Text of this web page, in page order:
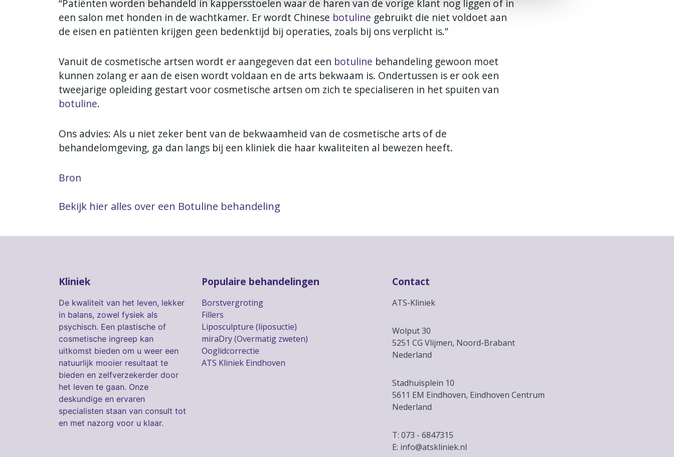
“Patiënten worden behandeld in kappersstoelen waar de haren van de vorige klant nog liggen of in
een salon met honden in de wachtkamer. Er wordt Chinese botuline gebruikt die niet voldoet aan
de eisen en patiënten krijgen geen bedenktijd bij operaties, zoals bij ons verplicht is.”
Vanuit de cosmetische artsen wordt er aangegeven dat een botuline behandeling gewoon moet
kunnen zolang er aan de eisen wordt voldaan en de arts bekwaam is. Ondertussen is er ook een
tweejarige opleiding gestart voor cosmetische artsen om zich te specialiseren in het spuiten van
botuline.
Ons advies: Als u niet zeker bent van de bekwaamheid van de cosmetische arts of de
behandelomgeving, ga dan langs bij een kliniek die haar kwaliteiten al bewezen heeft.
Bron
Bekijk hier alles over een Botuline behandeling
Kliniek
De kwaliteit van het leven, lekker
in balans, zowel fysiek als
psychisch. Een plastische of
cosmetische ingreep kan
uitkomst bieden om u weer een
natuurlijk mooier resultaat te
bieden en zelfverzekerder door
het leven te gaan. Onze
deskundige en ervaren
specialisten staan van consult tot
en met nazorg voor u klaar.
Populaire behandelingen
Borstvergroting
Fillers
Liposculpture (liposuctie)
miraDry (Overmatig zweten)
Ooglidcorrectie
ATS Kliniek Eindhoven
Contact
ATS-Kliniek
Wolput 30
5251 CG Vlijmen, Noord-Brabant
Nederland
Stadhuisplein 10
5611 EM Eindhoven, Eindhoven Centrum
Nederland
T: 073 - 6847315
E: info@atskliniek.nl